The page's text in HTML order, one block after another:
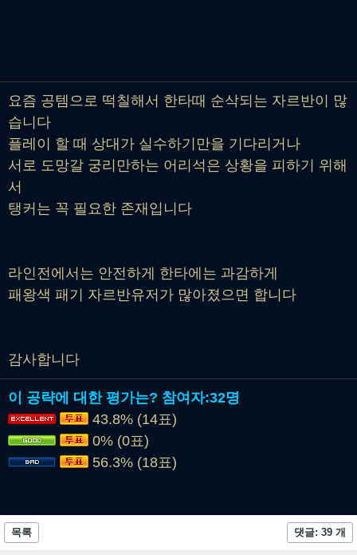
요즘 공템으로 떡칠해서 한타때 순삭되는 자르반이 많
습니다
플레이 할 때 상대가 실수하기만을 기다리거나
서로 도망갈 궁리만하는 어리석은 상황을 피하기 위해
서
탱커는 꼭 필요한 존재입니다
라인전에서는 안전하게 한타에는 과감하게
패왕색 패기 자르반유저가 많아졌으면 합니다
감사합니다
이 공략에 대한 평가는? 참여자:32명
43.8% (14표)
0% (0표)
56.3% (18표)
목록 댓글: 39 개